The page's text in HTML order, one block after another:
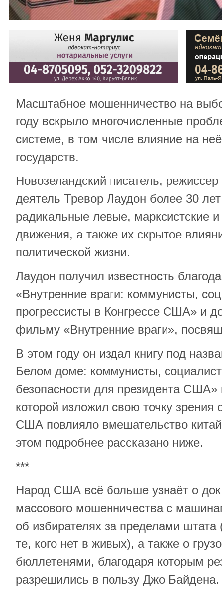
Масштабное мошенничество на
году вскрыло многочисленные
системе, в том числе влияние на
государств.
Новозеландский писатель,
деятель Тревор Лаудон более 30
радикальные левые, марксистские и
движения, а также их скрытое
политической жизни.
Лаудон получил известность
«Внутренние враги: коммунисты,
прогрессисты в Конгрессе США» и
фильму «Внутренние враги»,
В этом году он издал книгу под
Белом доме: коммунисты,
безопасности для президента
которой изложил свою точку
США повлияло вмешательство
этом подробнее рассказано ниже.
***
Народ США всё больше узнаёт о
массового мошенничества с
об избирателях за пределами
те, кого нет в живых), а также о
бюллетенями, благодаря которым
разрешились в пользу Джо Байдена.